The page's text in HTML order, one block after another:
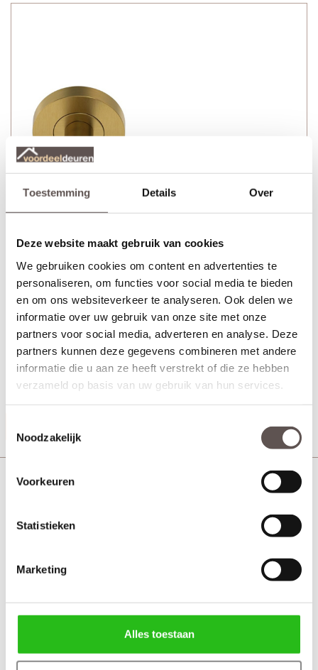
Toestemming Details Over
Deze website maakt gebruik van cookies
We gebruiken cookies om content en advertenties te
personaliseren, om functies voor social media te bieden
en om ons websiteverkeer te analyseren. Ook delen we
informatie over uw gebruik van onze site met onze
partners voor social media, adverteren en analyse. Deze
partners kunnen deze gegevens combineren met andere
informatie die u aan ze heeft verstrekt of die ze hebben
verzameld op basis van uw gebruik van hun services.
Noodzakelijk
Voorkeuren
Statistieken
Marketing
Alles toestaan
CanDo Sphere 19 Regular Messing deurkruk bestaat
uit:
+ Deurkruk Messing met veer (twee zijden)
+ Deurkrukrozet Messing 56 mm (twee zijden)
+ Bevestigingsmateriaal bestaande uit schroeven, inbusbout en
inbussleutel
Cando Sphere 19 regular messing sleutelrozet